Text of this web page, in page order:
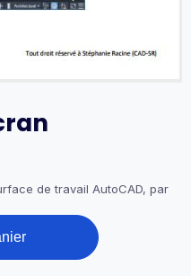
de travail AutoCAD, par